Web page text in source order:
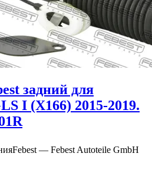
задний для
I (X166) 2015-2019.
Febest — Febest Autoteile GmbH